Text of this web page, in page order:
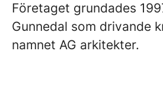
Företaget grundades
Gunnedal som drivande
namnet AG arkitekter.